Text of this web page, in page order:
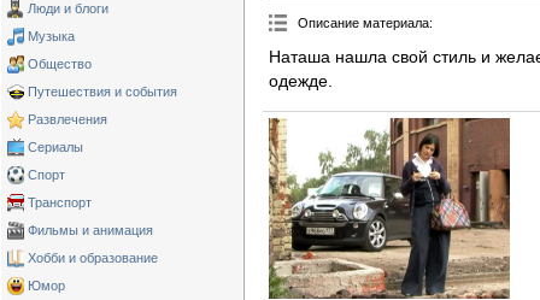
Люди и блоги
Музыка
Общество
Путешествия и события
Развлечения
Сериалы
Спорт
Транспорт
Фильмы и анимация
Хобби и образование
Юмор
Описание материала:
Наташа нашла свой стиль и
одежде.